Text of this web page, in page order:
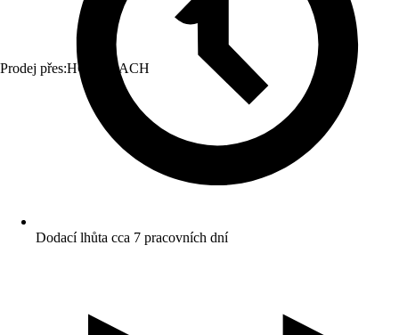
Prodej přes:HORNBACH
Dodací lhůta cca 7 pracovních dní